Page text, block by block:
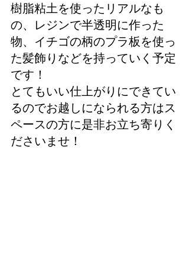
樹脂粘土を使ったリアルなも
の、レジンで半透明に作った
物、イチゴの柄のプラ板を使っ
た髪飾りなどを持っていく予定
です！
とてもいい仕上がりにできてい
るのでお越しになられる方はス
ペースの方に是非お立ち寄りく
ださいませ！